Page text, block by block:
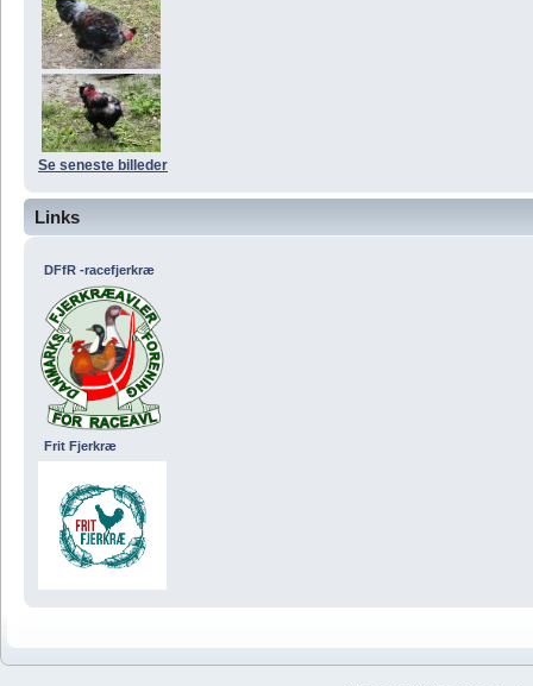
Se seneste billeder
Links
DFfR -racefjerkræ
Frit Fjerkræ